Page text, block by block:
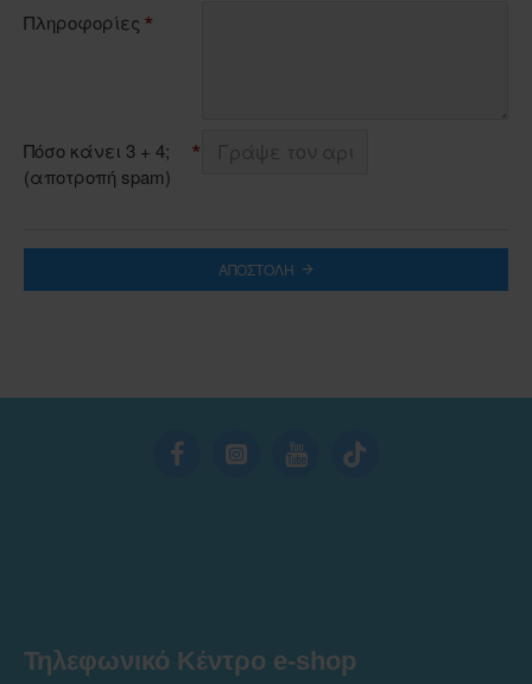
Πληροφορίες
Πόσο κάνει 3 + 4;
(αποτροπή spam)
ΑΠΟΣΤΟΛΉ
Τηλεφωνικό Κέντρο e-shop